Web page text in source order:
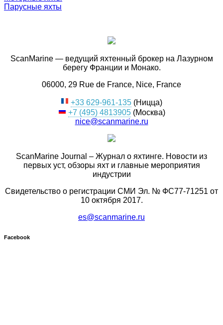
Парусные яхты
ScanMarine — ведущий яхтенный брокер на Лазурном
берегу Франции и Монако.
06000, 29 Rue de France, Nice, France
+33 629-961-135 (Ницца)
+7 (495) 4813905(Москва)
nice@scanmarine.ru
ScanMarine Journal – Журнал о яхтинге. Новости из
первых уст, обзоры яхт и главные мероприятия
индустрии
Свидетельство о регистрации СМИ Эл. № ФС77-71251 от
10 октября 2017.
es@scanmarine.ru
Facebook